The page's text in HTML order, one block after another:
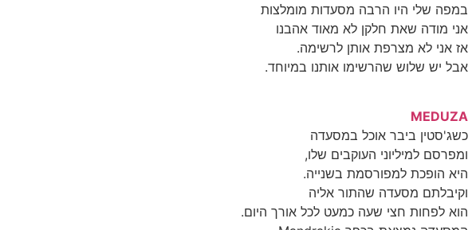
במפה שלי היו הרבה מסעדות מומלצות
אני מודה שאת חלקן לא מאוד אהבנו
אז אני לא מצרפת אותן לרשימה.
אבל יש שלוש שהרשימו אותנו במיוחד.
MEDUZA
כשג'סטין ביבר אוכל במסעדה
ומפרסם למיליוני העוקבים שלו,
היא הופכת למפורסמת בשנייה.
וקיבלתם מסעדה שהתור אליה
הוא לפחות חצי שעה כמעט לכל אורך היום.